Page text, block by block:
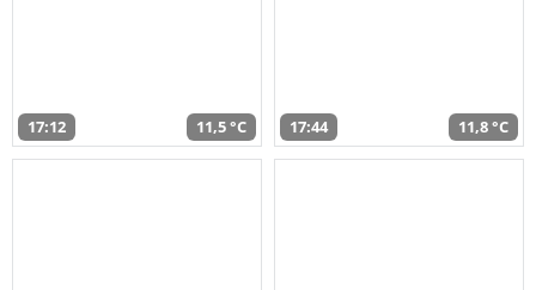
17:12 11,5 °C 17:44 11,8 °C